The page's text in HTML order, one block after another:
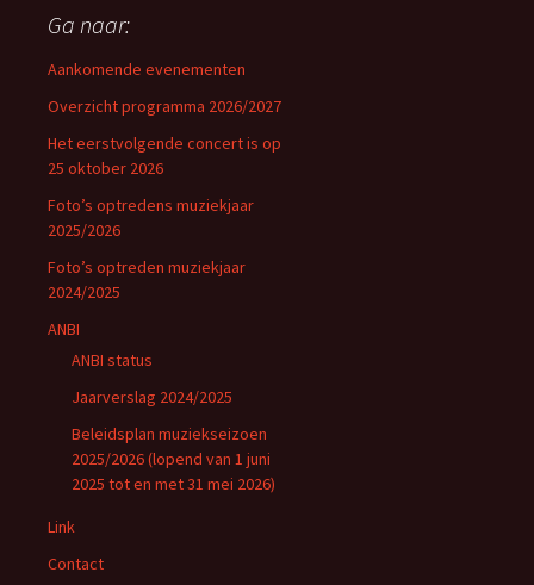
Ga naar:
Aankomende evenementen
Overzicht programma 2026/2027
Het eerstvolgende concert is op
25 oktober 2026
Foto’s optredens muziekjaar
2025/2026
Foto’s optreden muziekjaar
2024/2025
ANBI
ANBI status
Jaarverslag 2024/2025
Beleidsplan muziekseizoen
2025/2026 (lopend van 1 juni
2025 tot en met 31 mei 2026)
Link
Contact